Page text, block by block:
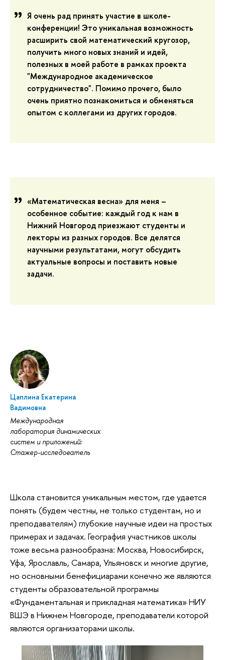
Я очень рад принять участие в школе-
конференции! Это уникальная возможность
расширить свой математический кругозор,
получить много новых знаний и идей,
полезных в моей работе в рамках проекта
"Международное академическое
сотрудничество". Помимо прочего, было
очень приятно познакомиться и обменяться
опытом с коллегами из других городов.
«Математическая весна» для меня –
особенное событие: каждый год к нам в
Нижний Новгород приезжают студенты и
лекторы из разных городов. Все делятся
научными результатами, могут обсудить
актуальные вопросы и поставить новые
задачи.
Цаплина Екатерина
Вадимовна
Международная
лаборатория динамических
систем и приложений:
Стажер-исследователь
Школа становится уникальным местом, где удается
понять (будем честны, не только студентам, но и
преподавателям) глубокие научные идеи на простых
примерах и задачах. География участников школы
тоже весьма разнообразна: Москва, Новосибирск,
Уфа, Ярославль, Самара, Ульяновск и многие другие,
но основными бенефициарами конечно же являются
студенты образовательной программы
«Фундаментальная и прикладная математика» НИУ
ВШЭ в Нижнем Новгороде, преподаватели которой
являются организаторами школы.